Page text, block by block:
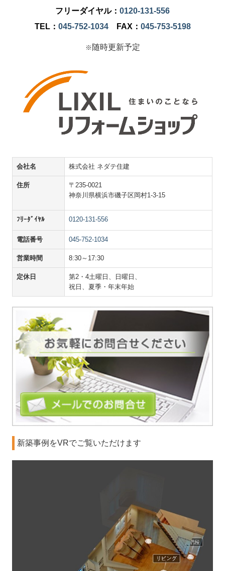
フリーダイヤル： 0120-131-556
TEL： 045-752-1034FAX： 045-753-5198
※ 随時更新予定
会社名 株式会社 ネダテ住建
住所
〒235-0021
神奈川県横浜市磯子区岡村1-3-15
ﾌﾘｰﾀﾞｲﾔﾙ 0120-131-556
電話番号 045-752-1034
営業時間 8:30～17:30
定休日
第2・4土曜日、日曜日、
祝日、夏季・年末年始
新築事例をVRでご覧いただけます